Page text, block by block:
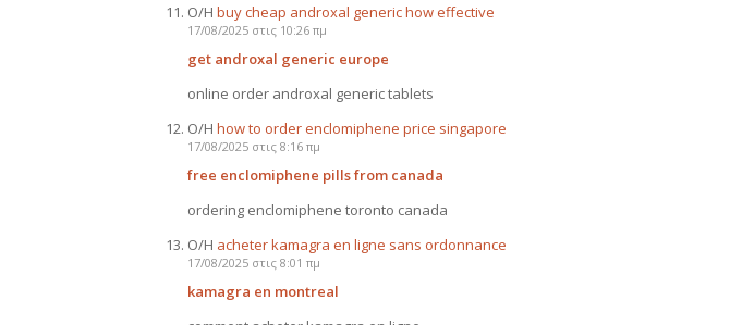
Ο/Η buy cheap androxal generic how effective
17/08/2025 στις 10:26 πμ
get androxal generic europe
online order androxal generic tablets
Ο/Η how to order enclomiphene price singapore
17/08/2025 στις 8:16 πμ
free enclomiphene pills from canada
ordering enclomiphene toronto canada
Ο/Η acheter kamagra en ligne sans ordonnance
17/08/2025 στις 8:01 πμ
kamagra en montreal